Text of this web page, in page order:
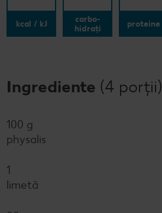
kcal / kJ
carbo-
hidrați
proteine
Ingrediente (4 porții)
100 g
physalis
1
limetă